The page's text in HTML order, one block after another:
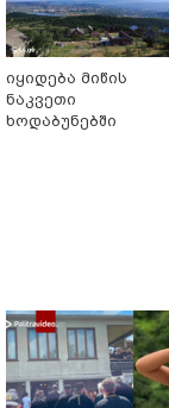
იყიდება მიწის
ნაკვეთი
ხოდაბუნებში